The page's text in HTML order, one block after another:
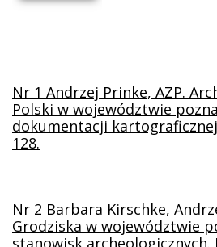
Nr 1 Andrzej Prinke, AZP.
Polski w województwie
dokumentacji
128.
Nr 2 Barbara Kirschke,
Grodziska w województwie
stanowisk archeologicznych.